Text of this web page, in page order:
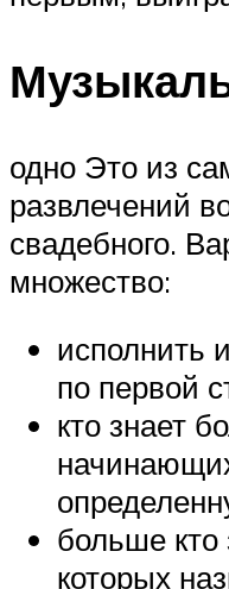
одно Это из
развлечений
свадебного.
множество:
исполнить
по первой
кто знает
больше кто
которых